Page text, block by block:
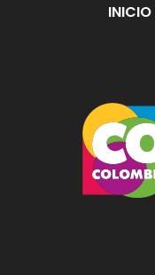
INICIO